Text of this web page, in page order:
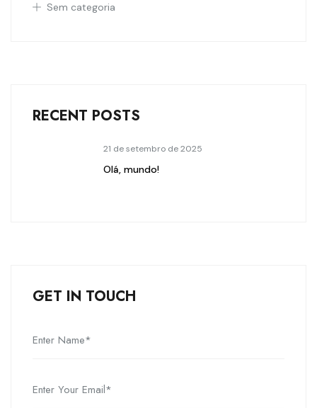
Sem categoria
RECENT POSTS
21 de setembro de 2025
Olá, mundo!
GET IN TOUCH